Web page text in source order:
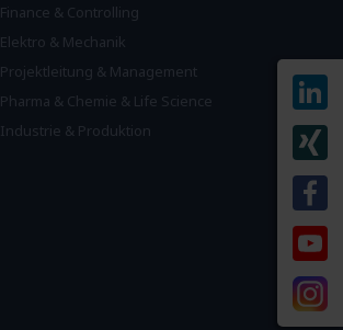
Finance & Controlling
Elektro & Mechanik
Projektleitung & Management
Pharma & Chemie & Life Science
Industrie & Produktion